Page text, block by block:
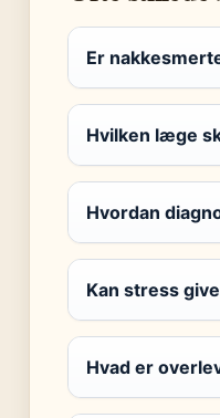
Er
Hvilken læge
Hvordan
Kan stress
Hvad er